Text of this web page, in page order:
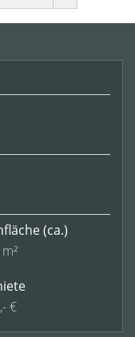
(ca.)
€